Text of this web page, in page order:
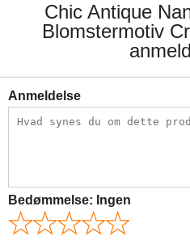
Chic Antique
Blomstermotiv
Anmeldelse
Bedømmelse: Ingen